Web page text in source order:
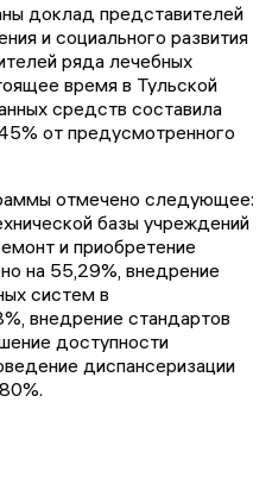
доклад представителей
и социального развития
ряда лечебных
время в Тульской
средств составила
от предусмотренного
отмечено следующее:
базы учреждений
и приобретение
на 55,29%, внедрение
систем в
внедрение стандартов
доступности
диспансеризации